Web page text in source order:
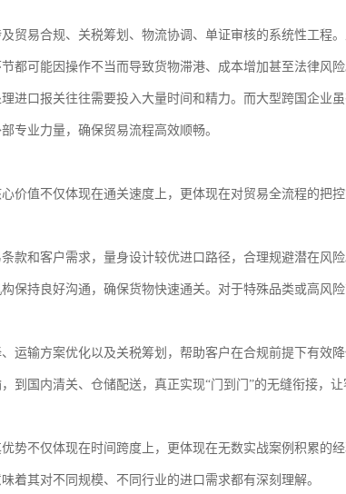
贸易合规、关税筹划、物流协调、单证审核的系统性工程
都可能因操作不当而导致货物滞港、成本增加甚至法律风险
进口报关往往需要投入大量时间和精力。而大型跨国企业
专业力量，确保贸易流程高效顺畅。
价值不仅体现在通关速度上，更体现在对贸易全流程的把
款和客户需求，量身设计较优进口路径，合理规避潜在风险
保持良好沟通，确保货物快速通关。对于特殊品类或高风
运输方案优化以及关税筹划，帮助客户在合规前提下有效降
到国内清关、仓储配送，真正实现“门到门”的无缝衔接，让
势不仅体现在时间跨度上，更体现在无数实战案例积累的
着其对不同规模、不同行业的进口需求都有深刻理解。